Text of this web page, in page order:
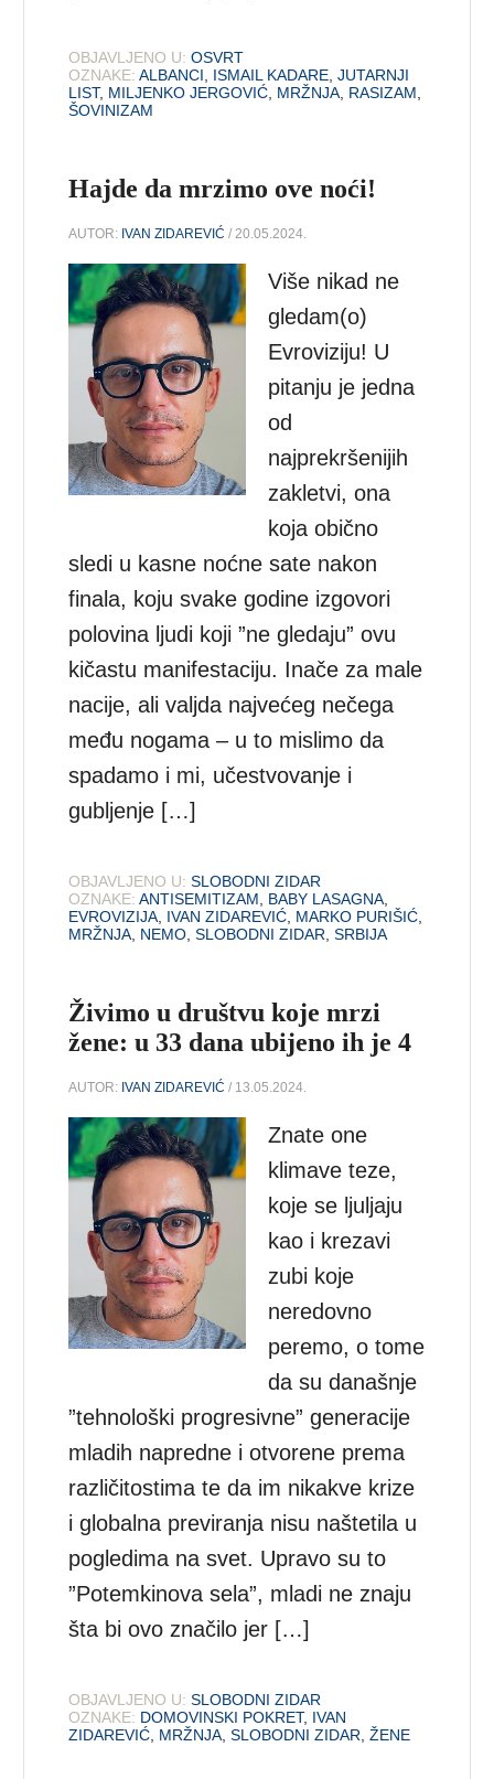
OBJAVLJENO U: OSVRT
OZNAKE: ALBANCI ISMAIL KADARE ,JUTARNJI
LIST, MILJENKO JERGOVIĆ MRŽNJA RASIZAM
ŠOVINIZAM
Hajde da mrzimo ove noći!
AUTOR: IVAN ZIDAREVIĆ / 20.05.2024.
Više nikad ne
gledam(o)
Evroviziju! U
pitanju je jedna
od
najprekršenijih
zakletvi, ona
koja obično
sledi u kasne noćne sate nakon
finala, koju svake godine izgovori
polovina ljudi koji ”ne gledaju” ovu
kičastu manifestaciju. Inače za male
nacije, ali valjda najvećeg nečega
među nogama – u to mislimo da
spadamo i mi, učestvovanje i
gubljenje […]
OBJAVLJENO U: SLOBODNI ZIDAR
OZNAKE: ANTISEMITIZAM BABY LASAGNA
EVROVIZIJA IVAN ZIDAREVIĆ MARKO PURIŠIĆ
MRŽNJA NEMO ,SLOBODNI ZIDAR ,SRBIJA
Živimo u društvu koje mrzi
žene: u 33 dana ubijeno ih je 4
AUTOR: IVAN ZIDAREVIĆ / 13.05.2024.
Znate one
klimave teze,
koje se ljuljaju
kao i krezavi
zubi koje
neredovno
peremo, o tome
da su današnje
”tehnološki progresivne” generacije
mladih napredne i otvorene prema
različitostima te da im nikakve krize
i globalna previranja nisu naštetila u
pogledima na svet. Upravo su to
”Potemkinova sela”, mladi ne znaju
šta bi ovo značilo jer […]
OBJAVLJENO U: SLOBODNI ZIDAR
OZNAKE: DOMOVINSKI POKRET, IVAN
ZIDAREVIĆ MRŽNJA ,SLOBODNI ZIDAR ,ŽENE